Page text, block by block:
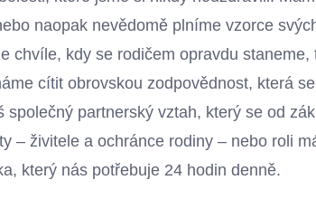
naopak nevědomě plníme vzorce
chvíle, kdy se rodičem opravdu staneme,
cítit obrovskou zodpovědnost, která
partnerský vztah, který se od
– živitele a ochránce rodiny – nebo roli
který nás potřebuje 24 hodin denně.